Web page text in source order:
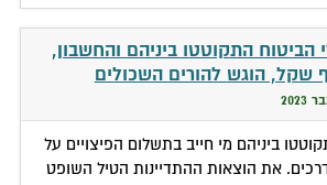
הביטוח התקוטטו ביניהם והחשבון,
ביניהם מי חייב בתשלום הפיצויים על
את הוצאות ההתדיינות הטיל השופט